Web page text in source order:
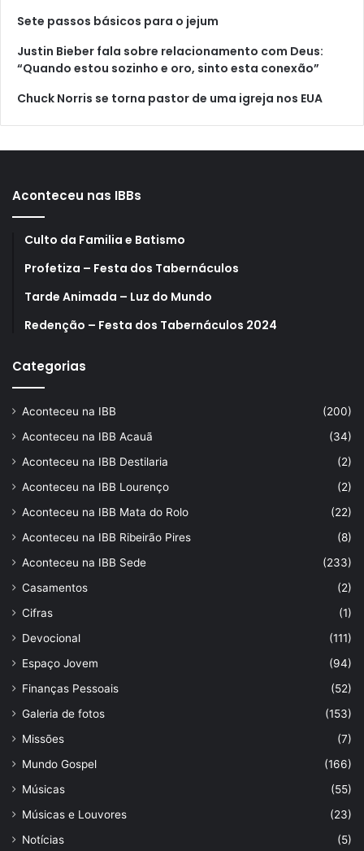
Sete passos básicos para o jejum
Justin Bieber fala sobre relacionamento com Deus:
“Quando estou sozinho e oro, sinto esta conexão”
Chuck Norris se torna pastor de uma igreja nos EUA
Aconteceu nas IBBs
Culto da Familia e Batismo
Profetiza – Festa dos Tabernáculos
Tarde Animada – Luz do Mundo
Redenção – Festa dos Tabernáculos 2024
Categorias
Aconteceu na IBB
(200)
Aconteceu na IBB Acauã
(34)
Aconteceu na IBB Destilaria
(2)
Aconteceu na IBB Lourenço
(2)
Aconteceu na IBB Mata do Rolo
(22)
Aconteceu na IBB Ribeirão Pires
(8)
Aconteceu na IBB Sede
(233)
Casamentos
(2)
Cifras
(1)
Devocional
(111)
Espaço Jovem
(94)
Finanças Pessoais
(52)
Galeria de fotos
(153)
Missões
(7)
Mundo Gospel
(166)
Músicas
(55)
Músicas e Louvores
(23)
Notícias
(5)